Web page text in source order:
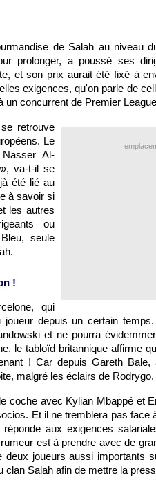
de Salah au niveau
prolonger, a poussé ses
et son prix aurait été fixé à
exigences, qu'on parle de
un concurrent de Premier
retrouve
Le
Al-
», va-t-il se
été lié au
à savoir si
les autres
ou
seule
!
qui
joueur depuis un certain
et ne pourra
le tabloïd britannique affirme
! Car depuis Gareth Bale,
malgré les éclairs de Rodrygo.
coche avec Kylian Mbappé et
Et il ne tremblera pas face
aux exigences
est à prendre avec de
deux joueurs aussi importants
clan Salah afin de mettre la